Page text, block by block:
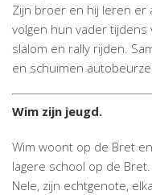
Zijn broer en hij leren er
volgen hun vader tijdens
slalom en rally rijden.
en schuimen
Wim zijn jeugd.
Wim woont op de Bret
lagere school op de
Nele, zijn echtgenote,